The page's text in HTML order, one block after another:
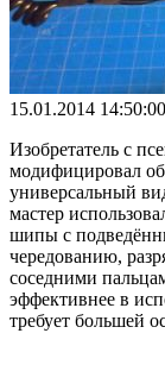
15.01.2014 14:50:00
Изобретатель с
модифицировал
универсальный
мастер
шипы с
чередованию,
соседними
эффективнее в
требует большей